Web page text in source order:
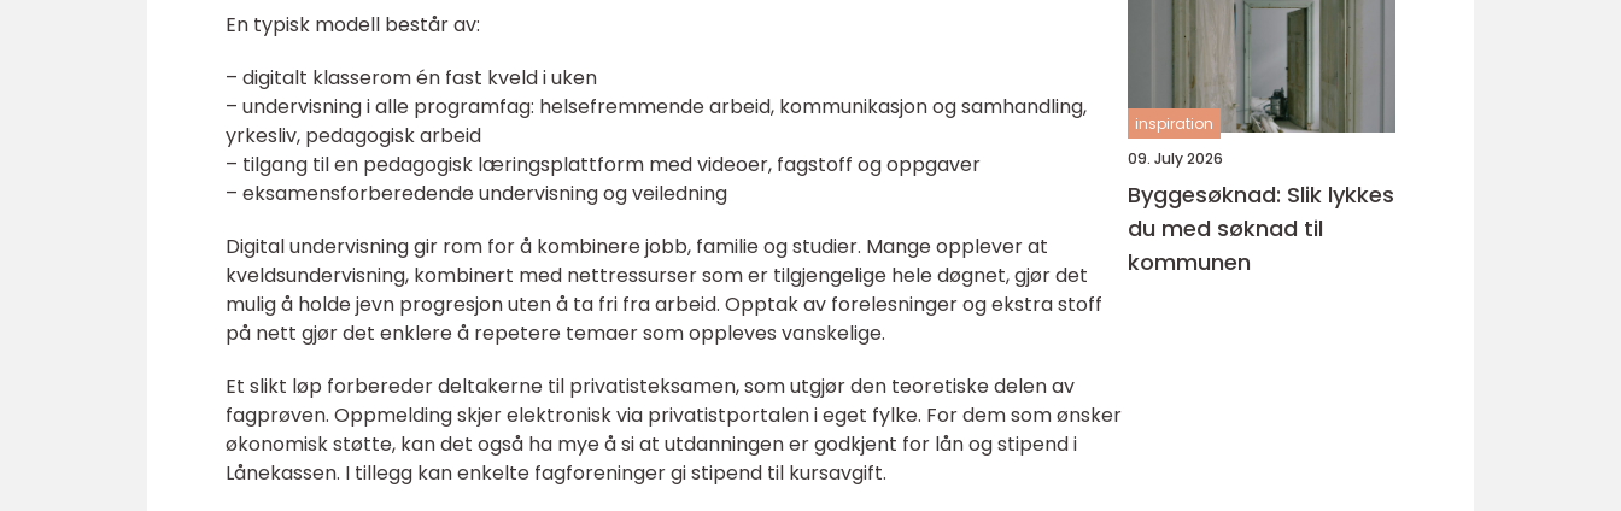
En typisk modell består av:
– digitalt klasserom én fast kveld i uken
– undervisning i alle programfag: helsefremmende arbeid, kommunikasjon og samhandling,
yrkesliv, pedagogisk arbeid
– tilgang til en pedagogisk læringsplattform med videoer, fagstoff og oppgaver
– eksamensforberedende undervisning og veiledning
Digital undervisning gir rom for å kombinere jobb, familie og studier. Mange opplever at
kveldsundervisning, kombinert med nettressurser som er tilgjengelige hele døgnet, gjør det
mulig å holde jevn progresjon uten å ta fri fra arbeid. Opptak av forelesninger og ekstra stoff
på nett gjør det enklere å repetere temaer som oppleves vanskelige.
Et slikt løp forbereder deltakerne til privatisteksamen, som utgjør den teoretiske delen av
fagprøven. Oppmelding skjer elektronisk via privatistportalen i eget fylke. For dem som ønsker
økonomisk støtte, kan det også ha mye å si at utdanningen er godkjent for lån og stipend i
Lånekassen. I tillegg kan enkelte fagforeninger gi stipend til kursavgift.
inspiration
09. July 2026
Byggesøknad: Slik lykkes
du med søknad til
kommunen